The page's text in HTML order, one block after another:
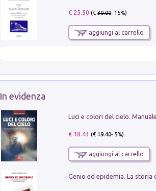
€ 25.50 (€30.00- 15%)
aggiungi al carrello
In evidenza
€ 18.43 (€19.40- 5%)
aggiungi al carrello